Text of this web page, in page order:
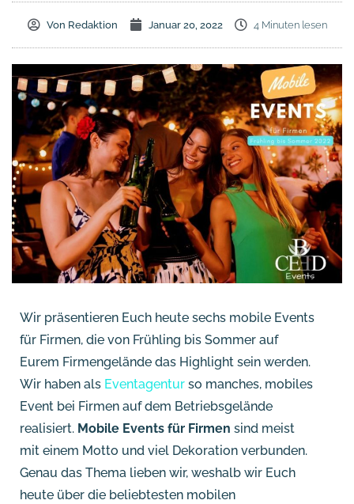
Von Redaktion Januar 20, 2022 4 Minuten lesen
Wir präsentieren Euch heute sechs mobile Events
für Firmen, die von Frühling bis Sommer auf
Eurem Firmengelände das Highlight sein werden.
Wir haben als Eventagentur so manches, mobiles
Event bei Firmen auf dem Betriebsgelände
realisiert. Mobile Events für Firmen sind meist
mit einem Motto und viel Dekoration verbunden.
Genau das Thema lieben wir, weshalb wir Euch
heute über die beliebtesten mobilen